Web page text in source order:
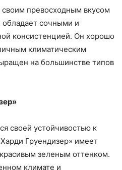
своим превосходным вкусом
сочными и
консистенцией. Он хорошо
климатическим
на большинстве типов
своей устойчивостью к
Груендизер» имеет
зеленым оттенком.
климате и